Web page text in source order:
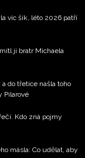
víc šik, léto 2026 patří
ji bratr Michaela
do třetice našla toho
Pilarové
Kdo zná pojmy
másla: Co udělat, aby